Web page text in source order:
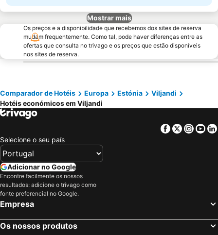
Mostrar mais
Os preços e a disponibilidade que recebemos dos sites de reserva
mudam frequentemente. Como tal, pode haver diferenças entre as
ofertas que consulta no trivago e os preços que estão disponíveis
nos sites de reserva.
Comparador de Hotéis Europa Estónia
Viljandi
Hotéis económicos em Viljandi
Facebook
Twitter
Selecione o seu país
Adicionar no Google
Encontre facilmente os nossos
resultados: adicione o trivago como
fonte preferencial no Google.
Empresa
Os nossos produtos